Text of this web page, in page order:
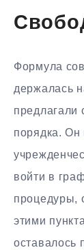
Формула
держалась
предлагали
порядка. Он
войти в
процедуры,
этими
оставалось